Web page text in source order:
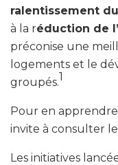
ralentissement
à la réduction de
préconise une
logements et le
groupés.1
Pour en
invite à consulter le
Les initiatives